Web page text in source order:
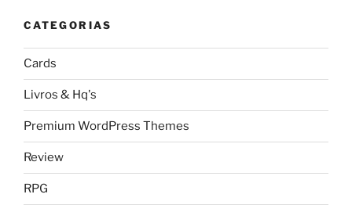
CATEGORIAS
Cards
Livros & Hq's
Premium WordPress Themes
Review
RPG